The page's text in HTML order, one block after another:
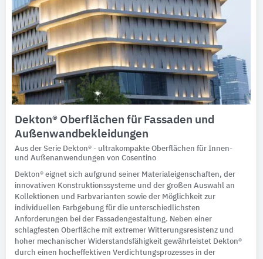
Dekton® Oberflächen für Fassaden und
Außenwandbekleidungen
Aus der Serie Dekton® - ultrakompakte Oberflächen für Innen-
und Außenanwendungen von Cosentino
Dekton® eignet sich aufgrund seiner Materialeigenschaften, der
innovativen Konstruktionssysteme und der großen Auswahl an
Kollektionen und Farbvarianten sowie der Möglichkeit zur
individuellen Farbgebung für die unterschiedlichsten
Anforderungen bei der Fassadengestaltung. Neben einer
schlagfesten Oberfläche mit extremer Witterungsresistenz und
hoher mechanischer Widerstandsfähigkeit gewährleistet Dekton®
durch einen hocheffektiven Verdichtungsprozesses in der